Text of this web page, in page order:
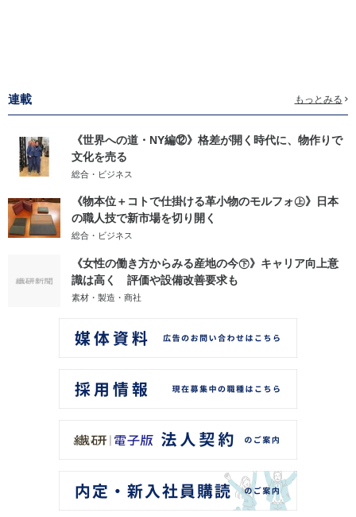
連載 もっとみる
《世界への道・NY編⑫》格差が開く時代に、物作りで
文化を売る
総合・ビジネス
《物本位＋コトで仕掛ける革小物のモルフォ㊤》日本
の職人技で新市場を切り開く
総合・ビジネス
《女性の働き方からみる産地の今㊦》キャリア向上意
識は高く 評価や設備改善要求も
素材・製造・商社